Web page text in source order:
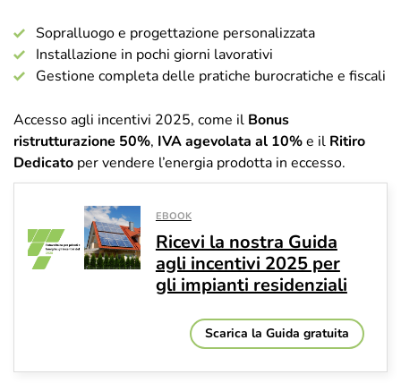
Sopralluogo e progettazione personalizzata
Installazione in pochi giorni lavorativi
Gestione completa delle pratiche burocratiche e fiscali
Accesso agli incentivi 2025, come il Bonus
ristrutturazione 50%, IVA agevolata al 10%e il Ritiro
Dedicato per vendere l’energia prodotta in eccesso.
EBOOK
Ricevi la nostra Guida
agli incentivi 2025 per
gli impianti residenziali
Scarica la Guida gratuita